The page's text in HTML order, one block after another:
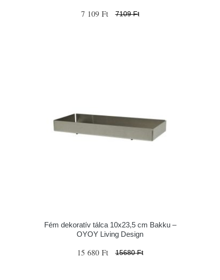
7 109 Ft 7109 Ft
Fém dekoratív tálca 10x23,5 cm Bakku –
OYOY Living Design
15 680 Ft 15680 Ft